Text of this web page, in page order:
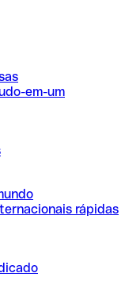
em-um
rápidas